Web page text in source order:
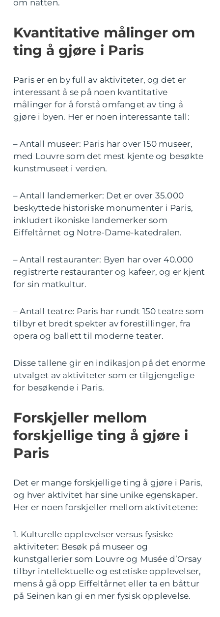
om natten.
Kvantitative målinger om
ting å gjøre i Paris
Paris er en by full av aktiviteter, og det er
interessant å se på noen kvantitative
målinger for å forstå omfanget av ting å
gjøre i byen. Her er noen interessante tall:
– Antall museer: Paris har over 150 museer,
med Louvre som det mest kjente og besøkte
kunstmuseet i verden.
– Antall landemerker: Det er over 35.000
beskyttede historiske monumenter i Paris,
inkludert ikoniske landemerker som
Eiffeltårnet og Notre-Dame-katedralen.
– Antall restauranter: Byen har over 40.000
registrerte restauranter og kafeer, og er kjent
for sin matkultur.
– Antall teatre: Paris har rundt 150 teatre som
tilbyr et bredt spekter av forestillinger, fra
opera og ballett til moderne teater.
Disse tallene gir en indikasjon på det enorme
utvalget av aktiviteter som er tilgjengelige
for besøkende i Paris.
Forskjeller mellom
forskjellige ting å gjøre i
Paris
Det er mange forskjellige ting å gjøre i Paris,
og hver aktivitet har sine unike egenskaper.
Her er noen forskjeller mellom aktivitetene:
1. Kulturelle opplevelser versus fysiske
aktiviteter: Besøk på museer og
kunstgallerier som Louvre og Musée d’Orsay
tilbyr intellektuelle og estetiske opplevelser,
mens å gå opp Eiffeltårnet eller ta en båttur
på Seinen kan gi en mer fysisk opplevelse.